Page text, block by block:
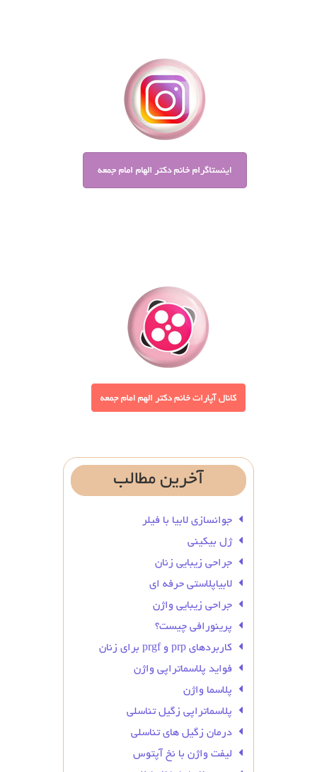
آخرین مطالب
جوانسازی لابیا با فیلر
ژل بیکینی
جراحی زیبایی زنان
لابیاپلاستی حرفه ای
جراحی زیبایی واژن
پرینورافی چیست؟
کاربردهای prp و prgf برای زنان
فواید پلاسماتراپی واژن
پلاسما واژن
پلاسماتراپی زگیل تناسلی
درمان زگیل‌ های تناسلی
لیفت واژن با نخ آپتوس